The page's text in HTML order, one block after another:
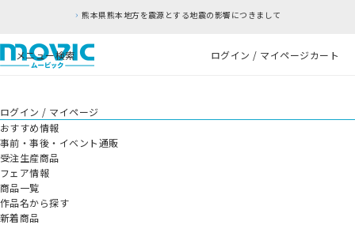
熊本県熊本地方を震源とする地震の影響につきまして
メニュー検索 ログイン / マイページカート
ログイン / マイページ
おすすめ情報
事前・事後・イベント通販
受注生産商品
フェア情報
商品一覧
作品名から探す
新着商品